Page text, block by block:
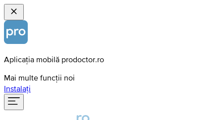
Aplicația mobilă prodoctor.ro
Mai multe funcții noi
Instalați